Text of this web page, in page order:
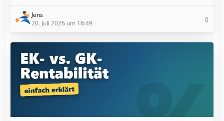
Jens
20. Juli 2026 um 16:49
0